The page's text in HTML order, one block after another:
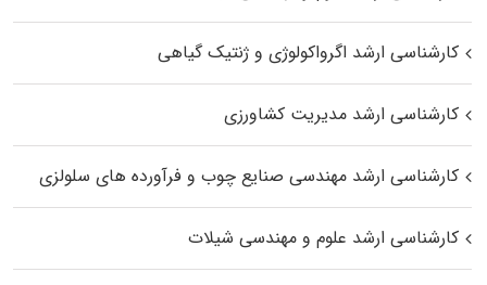
کارشناسی ارشد اگرواکولوژی و ژنتیک گیاهی
کارشناسی ارشد مدیریت کشاورزی
کارشناسی ارشد مهندسی صنایع چوب و فرآورده‌ های سلولزی
کارشناسی ارشد علوم و مهندسی شیلات